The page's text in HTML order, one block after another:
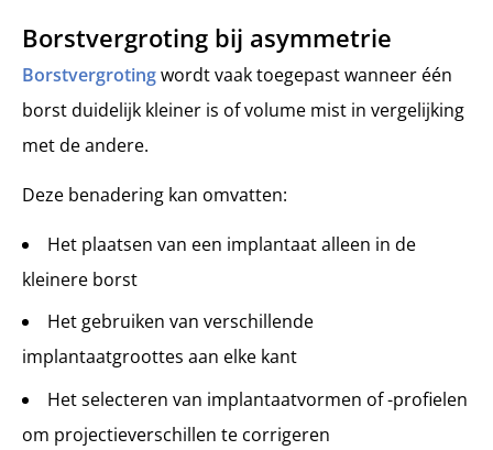
Borstvergroting bij asymmetrie
Borstvergrotingwordt vaak toegepast wanneer één
borst duidelijk kleiner is of volume mist in vergelijking
met de andere.
Deze benadering kan omvatten:
Het plaatsen van een implantaat alleen in de
kleinere borst
Het gebruiken van verschillende
implantaatgroottes aan elke kant
Het selecteren van implantaatvormen of -profielen
om projectieverschillen te corrigeren